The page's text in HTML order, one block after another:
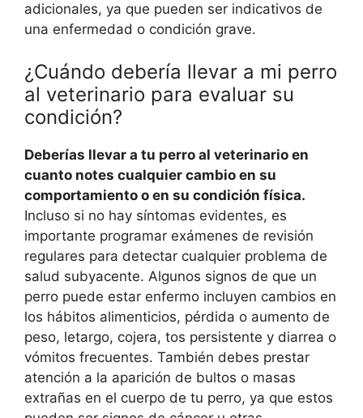
adicionales, ya que pueden ser indicativos de
una enfermedad o condición grave.
¿Cuándo debería llevar a mi perro
al veterinario para evaluar su
condición?
Deberías llevar a tu perro al veterinario en
cuanto notes cualquier cambio en su
comportamiento o en su condición física.
Incluso si no hay síntomas evidentes, es
importante programar exámenes de revisión
regulares para detectar cualquier problema de
salud subyacente. Algunos signos de que un
perro puede estar enfermo incluyen cambios en
los hábitos alimenticios, pérdida o aumento de
peso, letargo, cojera, tos persistente y diarrea o
vómitos frecuentes. También debes prestar
atención a la aparición de bultos o masas
extrañas en el cuerpo de tu perro, ya que estos